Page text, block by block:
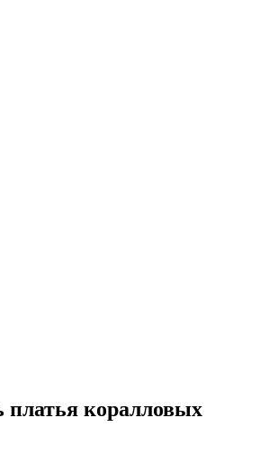
платья коралловых